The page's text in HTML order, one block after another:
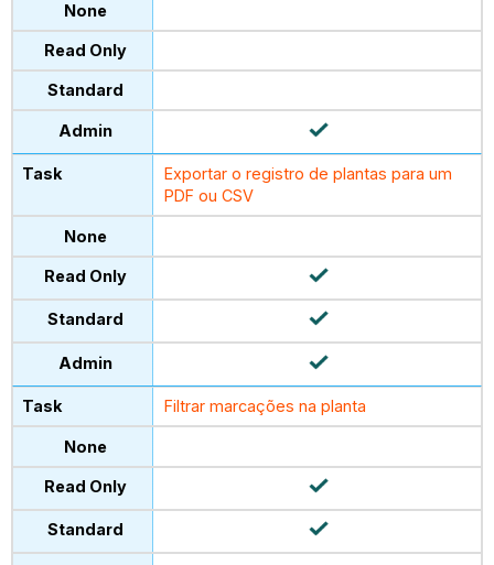
Exportar o registro de plantas para um
PDF ou CSV
Filtrar marcações na planta